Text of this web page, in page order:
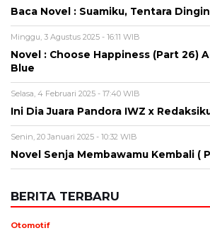
Baca Novel : Suamiku, Tentara
Minggu, 3 Agustus 2025 - 16:11 WIB
Novel : Choose Happiness (Part 26)
Blue
Selasa, 4 Februari 2025 - 17:40 WIB
Ini Dia Juara Pandora IWZ x
Senin, 20 Januari 2025 - 10:32 WIB
Novel Senja Membawamu Kembali (
BERITA TERBARU
Otomotif